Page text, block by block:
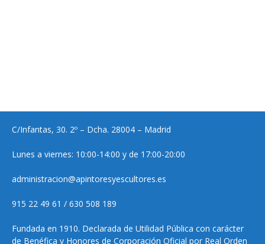
C/Infantas, 30. 2º – Dcha. 28004 – Madrid
Lunes a viernes: 10:00-14:00 y de 17:00-20:00
administracion@apintoresyescultores.es
915 22 49 61 / 630 508 189
Fundada en 1910. Declarada de Utilidad Pública con carácter
de Benéfica y Honores de Corporación Oficial por Real Orden